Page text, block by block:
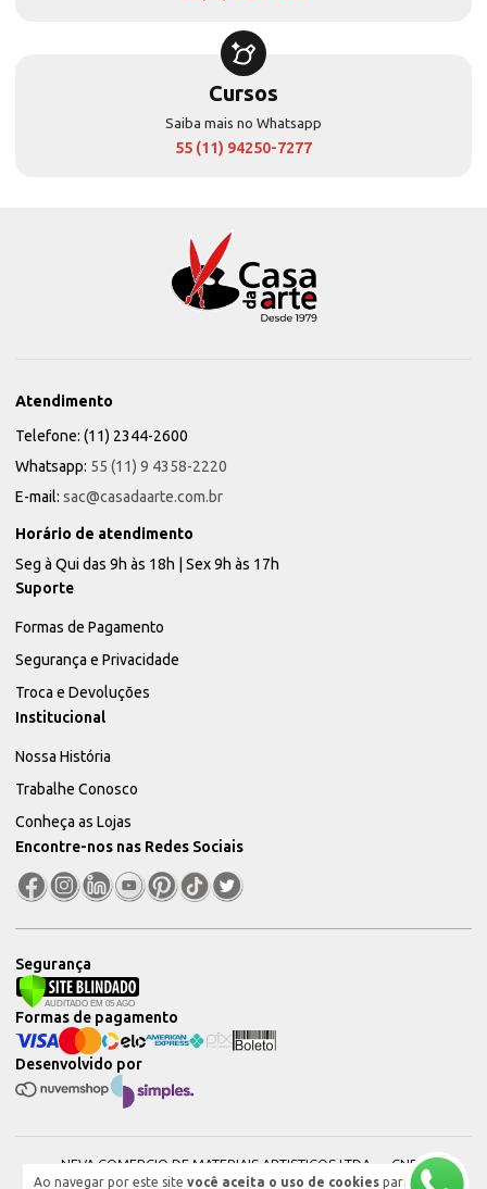
Ao navegar por este site você aceita o uso de cookies para
Cursos
Saiba mais no Whatsapp
55 (11) 94250-7277
Atendimento
Telefone: (11) 2344-2600
Whatsapp: 55 (11) 9 4358-2220
E-mail: sac@casadaarte.com.br
Horário de atendimento
Seg à Qui das 9h às 18h | Sex 9h às 17h
Suporte
Formas de Pagamento
Segurança e Privacidade
Troca e Devoluções
Institucional
Nossa História
Trabalhe Conosco
Conheça as Lojas
Encontre-nos nas Redes Sociais
Segurança
Desenvolvido por
Formas de pagamento
NEVA COMERCIO DE MATERIAIS ARTISTICOS LTDA — CNPJ: